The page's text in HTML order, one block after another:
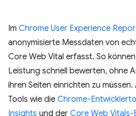
Im Chrome User Experience
anonymisierte Messdaten von
Core Web Vital erfasst. So
Leistung schnell bewerten, ohne
ihren Seiten einrichten zu
Tools wie die Chrome-
Insights und der Core Web Vitals-